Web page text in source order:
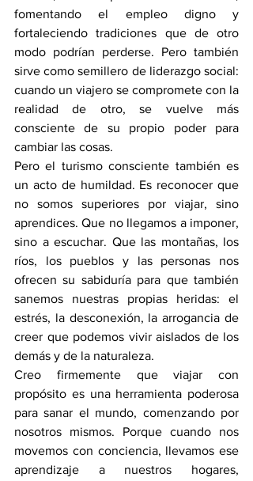
fomentando el empleo digno y
fortaleciendo tradiciones que de otro
modo podrían perderse. Pero también
sirve como semillero de liderazgo social:
cuando un viajero se compromete con la
realidad de otro, se vuelve más
consciente de su propio poder para
cambiar las cosas.
Pero el turismo consciente también es
un acto de humildad. Es reconocer que
no somos superiores por viajar, sino
aprendices. Que no llegamos a imponer,
sino a escuchar. Que las montañas, los
ríos, los pueblos y las personas nos
ofrecen su sabiduría para que también
sanemos nuestras propias heridas: el
estrés, la desconexión, la arrogancia de
creer que podemos vivir aislados de los
demás y de la naturaleza.
Creo firmemente que viajar con
propósito es una herramienta poderosa
para sanar el mundo, comenzando por
nosotros mismos. Porque cuando nos
movemos con conciencia, llevamos ese
aprendizaje a nuestros hogares,